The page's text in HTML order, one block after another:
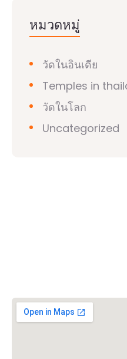
หมวดหมู่
วัดในอินเดีย
Temples in
วัดในโลก
Uncategorized